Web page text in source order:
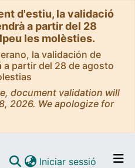
d'estiu, la validació
a partir del 28
les molèsties.
la validación de
partir del 28 de agosto
document validation will
2026. We apologize for
Iniciar sessió (current)